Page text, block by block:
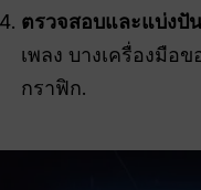
ตรวจสอบและแบ่งปั
เพลง บางเครื่องมือ
กราฟิก.